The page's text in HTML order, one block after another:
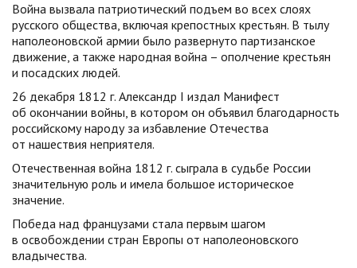
Война вызвала патриотический подъем во всех слоях
русского общества, включая крепостных крестьян. В тылу
наполеоновской армии было развернуто партизанское
движение, а также народная война – ополчение крестьян
и посадских людей.
26 декабря 1812 г. Александр I издал Манифест
об окончании войны, в котором он объявил благодарность
российскому народу за избавление Отечества
от нашествия неприятеля.
Отечественная война 1812 г. сыграла в судьбе России
значительную роль и имела большое историческое
значение.
Победа над французами стала первым шагом
в освобождении стран Европы от наполеоновского
владычества.